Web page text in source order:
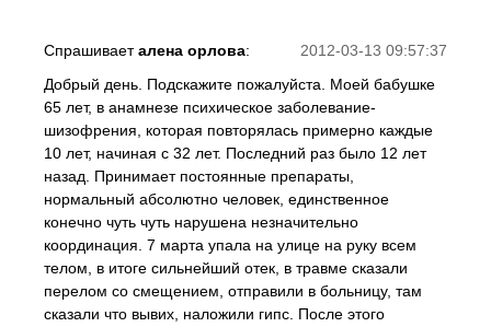
2012-03-13 09:57:37
Спрашиваеталена орлова:
Добрый день. Подскажите пожалуйста. Моей бабушке
65 лет, в анамнезе психическое заболевание-
шизофрения, которая повторялась примерно каждые
10 лет, начиная с 32 лет. Последний раз было 12 лет
назад. Принимает постоянные препараты,
нормальный абсолютно человек, единственное
конечно чуть чуть нарушена незначительно
координация. 7 марта упала на улице на руку всем
телом, в итоге сильнейший отек, в травме сказали
перелом со смещением, отправили в больницу, там
сказали что вывих, наложили гипс. После этого